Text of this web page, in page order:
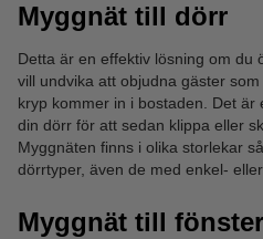
Myggnät till dörr
Detta är en effektiv lösning om du
vill undvika att objudna gäster
kryp kommer in i bostaden. Det
din dörr för att sedan klippa eller
Myggnäten finns i olika storlekar
dörrtyper, även de med enkel-
Myggnät till fönster